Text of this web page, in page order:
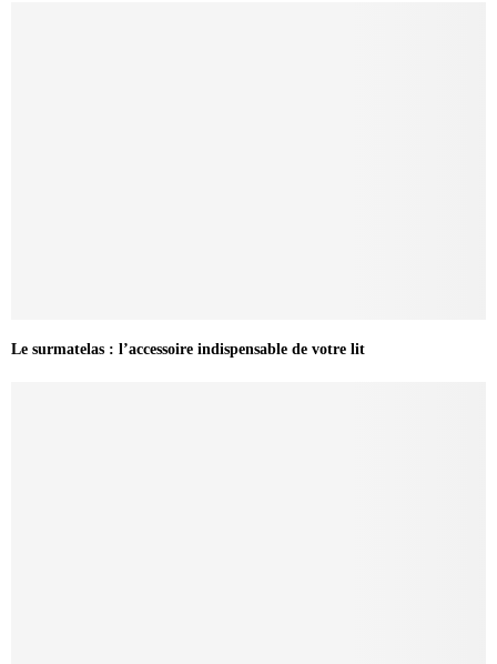
Le surmatelas : l’accessoire indispensable de votre lit